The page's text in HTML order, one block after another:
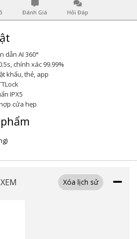
Đánh Giá Hỏi Đáp
dẫn AI 360°
chính xác 99.99%
khẩu, thẻ, app
IPX5
cửa hẹp
Xóa lịch sử